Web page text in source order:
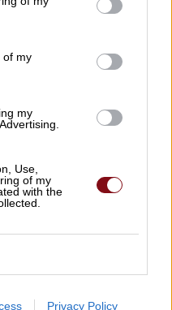
of my
my
Use,
of my
with the
Privacy Policy
οι
του